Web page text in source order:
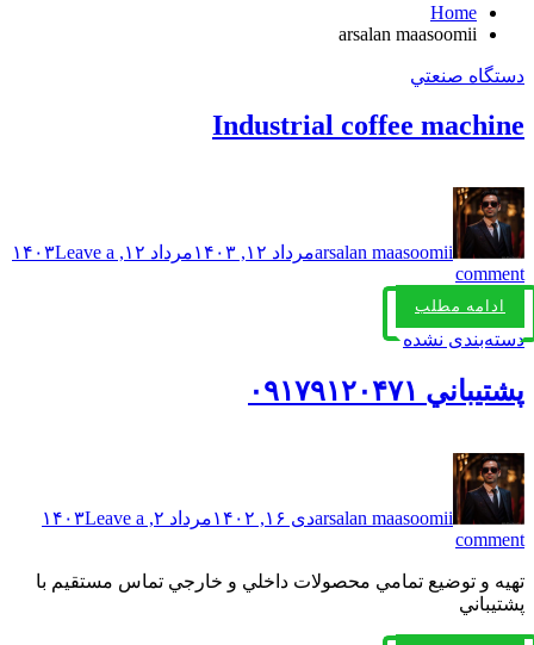
Home
arsalan maasoomii
دستگاه صنعتي
Industrial coffee machine
arsalan maasoomiiمرداد ۱۲, ۱۴۰۳ مرداد ۱۲, ۱۴۰۳
Leave a
comment
ادامه مطلب
دسته‌بندی نشده
پشتيباني ۰۹۱۷۹۱۲۰۴۷۱
arsalan maasoomiiدی ۱۶, ۱۴۰۲ مرداد ۲, ۱۴۰۳
Leave a
comment
تهيه و توضيع تمامي محصولات داخلي و خارجي تماس مستقيم با
پشتيباني